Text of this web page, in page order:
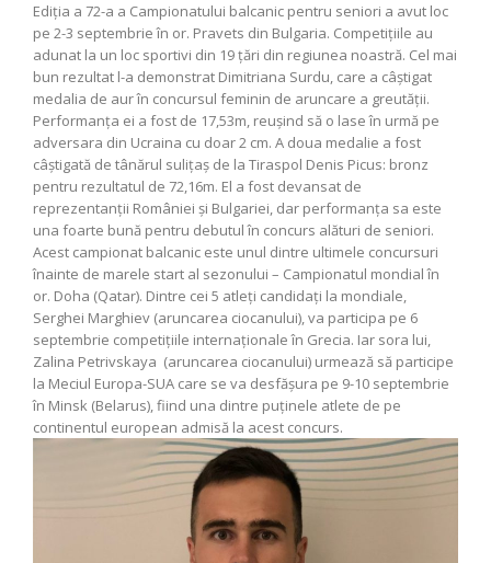
Ediţia a 72-a a Campionatului balcanic pentru seniori a avut loc
pe 2-3 septembrie în or. Pravets din Bulgaria. Competiţiile au
adunat la un loc sportivi din 19 ţări din regiunea noastră. Cel mai
bun rezultat l-a demonstrat Dimitriana Surdu, care a câştigat
medalia de aur în concursul feminin de aruncare a greutăţii.
Performanţa ei a fost de 17,53m, reuşind să o lase în urmă pe
adversara din Ucraina cu doar 2 cm. A doua medalie a fost
câştigată de tânărul suliţaş de la Tiraspol Denis Picus: bronz
pentru rezultatul de 72,16m. El a fost devansat de
reprezentanţii României şi Bulgariei, dar performanţa sa este
una foarte bună pentru debutul în concurs alături de seniori.
Acest campionat balcanic este unul dintre ultimele concursuri
înainte de marele start al sezonului – Campionatul mondial în
or. Doha (Qatar). Dintre cei 5 atleţi candidaţi la mondiale,
Serghei Marghiev (aruncarea ciocanului), va participa pe 6
septembrie competiţiile internaţionale în Grecia. Iar sora lui,
Zalina Petrivskaya (aruncarea ciocanului) urmează să participe
la Meciul Europa-SUA care se va desfăşura pe 9-10 septembrie
în Minsk (Belarus), fiind una dintre puţinele atlete de pe
continentul european admisă la acest concurs.